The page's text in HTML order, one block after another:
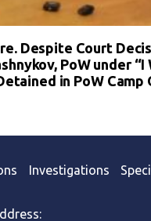
Despite Court
PoW under “I
in PoW Camp
Investigations